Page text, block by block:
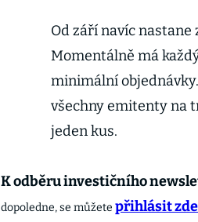
Od září navíc
Momentálně má
minimální
všechny emitenty na
jeden kus.
K odběru investičního
dopoledne, se můžete přihlásit zde